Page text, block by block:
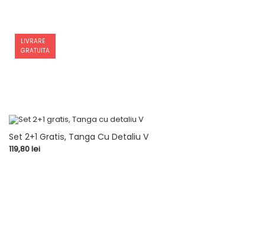
LIVRARE
GRATUITA
Set 2+1 Gratis, Tanga Cu Detaliu V
Pret
119,80 lei